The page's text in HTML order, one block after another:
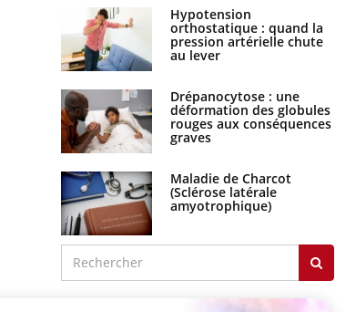
orthostatique : quand la
pression artérielle chute
au lever
déformation des globules
rouges aux conséquences
graves
(Sclérose latérale
amyotrophique)